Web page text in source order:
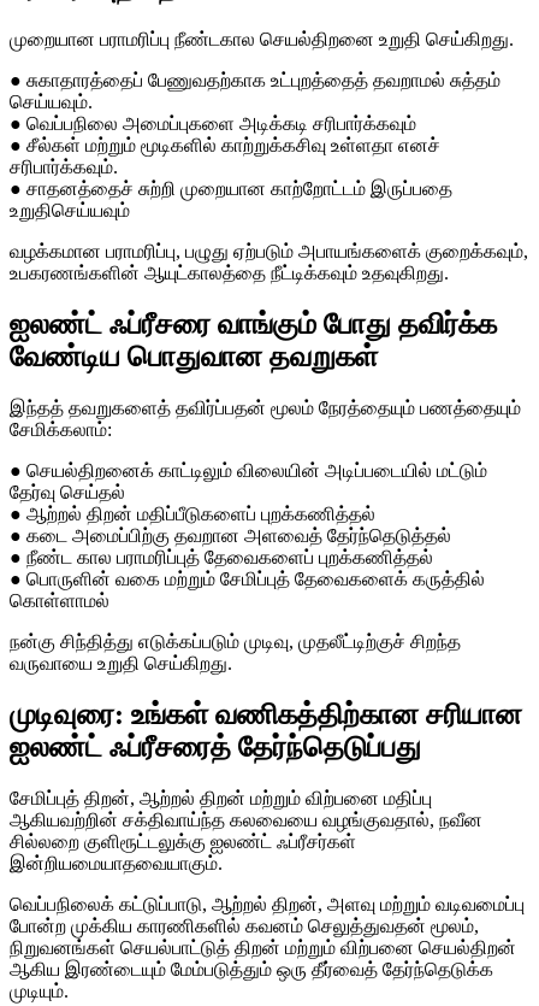
முறையான பராமரிப்பு நீண்டகால செயல்திறனை உறுதி செய்கிறது.
● சுகாதாரத்தைப் பேணுவதற்காக உட்புறத்தைத் தவறாமல் சுத்தம்
செய்யவும்.
● வெப்பநிலை அமைப்புகளை அடிக்கடி சரிபார்க்கவும்
● சீல்கள் மற்றும் மூடிகளில் காற்றுக்கசிவு உள்ளதா எனச்
சரிபார்க்கவும்.
● சாதனத்தைச் சுற்றி முறையான காற்றோட்டம் இருப்பதை
உறுதிசெய்யவும்
வழக்கமான பராமரிப்பு, பழுது ஏற்படும் அபாயங்களைக் குறைக்கவும்,
உபகரணங்களின் ஆயுட்காலத்தை நீட்டிக்கவும் உதவுகிறது.
ஐலண்ட் ஃப்ரீசரை வாங்கும் போது தவிர்க்க
வேண்டிய பொதுவான தவறுகள்
இந்தத் தவறுகளைத் தவிர்ப்பதன் மூலம் நேரத்தையும் பணத்தையும்
சேமிக்கலாம்:
● செயல்திறனைக் காட்டிலும் விலையின் அடிப்படையில் மட்டும்
தேர்வு செய்தல்
● ஆற்றல் திறன் மதிப்பீடுகளைப் புறக்கணித்தல்
● கடை அமைப்பிற்கு தவறான அளவைத் தேர்ந்தெடுத்தல்
● நீண்ட கால பராமரிப்புத் தேவைகளைப் புறக்கணித்தல்
● பொருளின் வகை மற்றும் சேமிப்புத் தேவைகளைக் கருத்தில்
கொள்ளாமல்
நன்கு சிந்தித்து எடுக்கப்படும் முடிவு, முதலீட்டிற்குச் சிறந்த
வருவாயை உறுதி செய்கிறது.
முடிவுரை: உங்கள் வணிகத்திற்கான சரியான
ஐலண்ட் ஃப்ரீசரைத் தேர்ந்தெடுப்பது
சேமிப்புத் திறன், ஆற்றல் திறன் மற்றும் விற்பனை மதிப்பு
ஆகியவற்றின் சக்திவாய்ந்த கலவையை வழங்குவதால், நவீன
சில்லறை குளிரூட்டலுக்கு ஐலண்ட் ஃப்ரீசர்கள்
இன்றியமையாதவையாகும்.
வெப்பநிலைக் கட்டுப்பாடு, ஆற்றல் திறன், அளவு மற்றும் வடிவமைப்பு
போன்ற முக்கிய காரணிகளில் கவனம் செலுத்துவதன் மூலம்,
நிறுவனங்கள் செயல்பாட்டுத் திறன் மற்றும் விற்பனை செயல்திறன்
ஆகிய இரண்டையும் மேம்படுத்தும் ஒரு தீர்வைத் தேர்ந்தெடுக்க
முடியும்.